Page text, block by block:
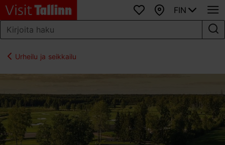
SuosikitKartta
FIN
Urheilu ja seikkailu